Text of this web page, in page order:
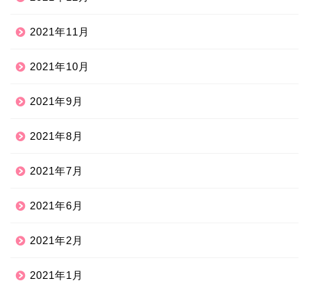
2021年11月
2021年10月
2021年9月
2021年8月
2021年7月
2021年6月
2021年2月
2021年1月